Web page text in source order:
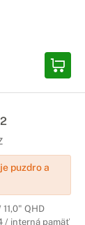
puzdro a
QHD
/ interná pamäť